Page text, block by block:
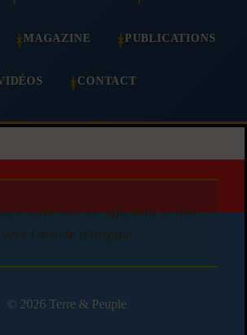
MAGAZINE PUBLICATIONS
CONTACT
autorisée en affichant le lien
vers l'article d'origine
© 2026 Terre & Peuple